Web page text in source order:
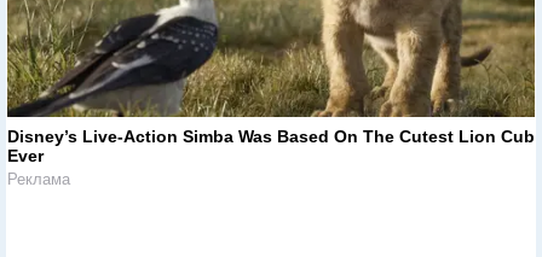
Disney’s Live-Action Simba Was Based On The Cutest Lion Cub
Ever
Реклама